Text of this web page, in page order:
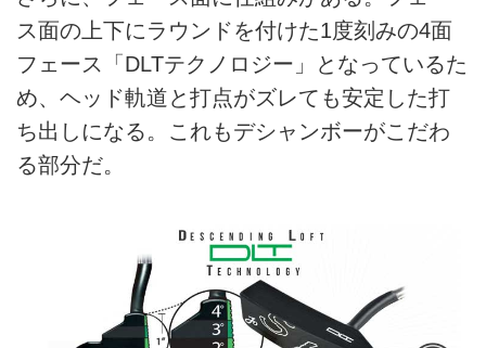
ス面の上下にラウンドを付けた1度刻みの4面
フェース「DLTテクノロジー」となっているた
め、ヘッド軌道と打点がズレても安定した打
ち出しになる。これもデシャンボーがこだわ
る部分だ。